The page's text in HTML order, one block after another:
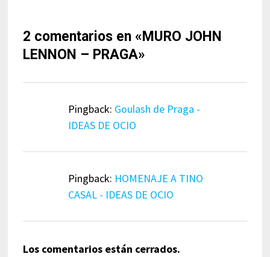
2 comentarios en «MURO JOHN
LENNON – PRAGA»
Pingback: Goulash de Praga -
IDEAS DE OCIO
Pingback: HOMENAJE A TINO
CASAL - IDEAS DE OCIO
Los comentarios están cerrados.